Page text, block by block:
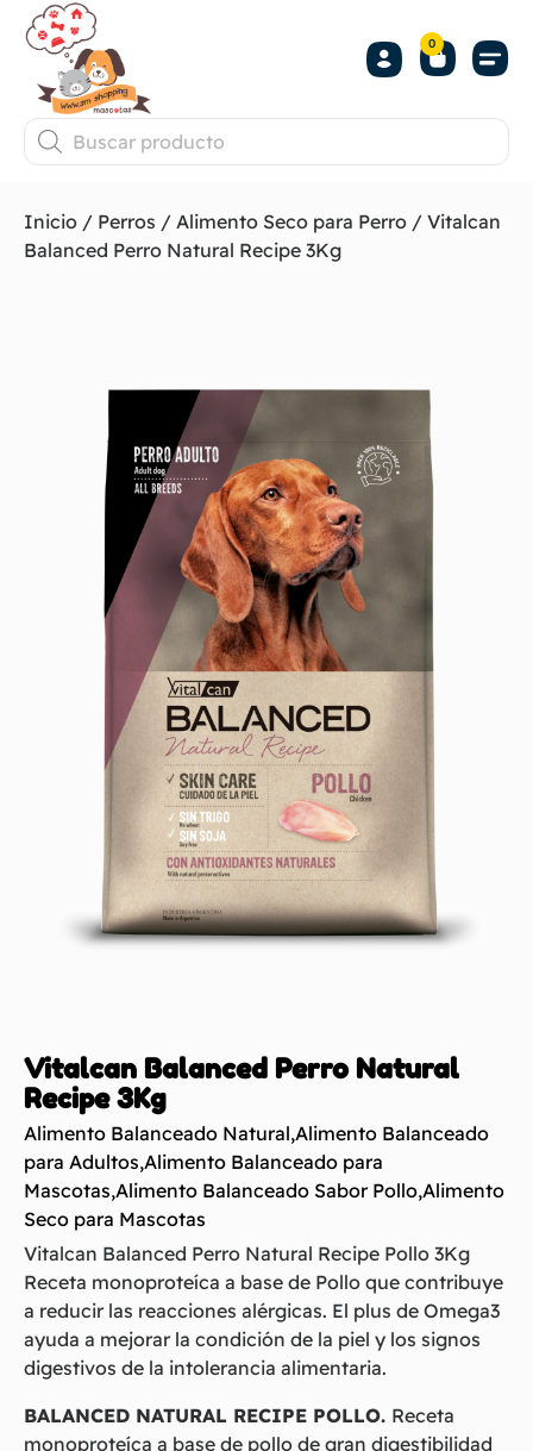
0
Inicio / Perros / Alimento Seco para Perro / Vitalcan
Balanced Perro Natural Recipe 3Kg
Vitalcan Balanced Perro Natural
Recipe 3Kg
Alimento Balanceado Natural,Alimento Balanceado
para Adultos,Alimento Balanceado para
Mascotas,Alimento Balanceado Sabor Pollo,Alimento
Seco para Mascotas
Vitalcan Balanced Perro Natural Recipe Pollo 3Kg
Receta monoproteíca a base de Pollo que contribuye
a reducir las reacciones alérgicas. El plus de Omega3
ayuda a mejorar la condición de la piel y los signos
digestivos de la intolerancia alimentaria.
BALANCED NATURAL RECIPE POLLO. Receta
monoproteíca a base de pollo de gran digestibilidad